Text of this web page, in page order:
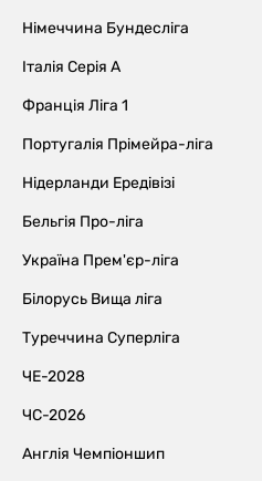
Німеччина Бундесліга
Італія Серія А
Франція Ліга 1
Португалія Прімейра-ліга
Нідерланди Ередівізі
Бельгія Про-ліга
Україна Прем'єр-ліга
Білорусь Вища ліга
Туреччина Суперліга
ЧЕ-2028
ЧС-2026
Англія Чемпіоншип